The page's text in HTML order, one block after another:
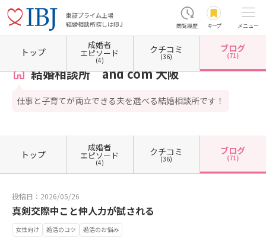
東証プライム上場
結婚相談所探しはIBJ
閲覧履歴 キープ メニュー
ホーム 大阪府の結婚相談所 大阪府大阪市 大阪府大阪市中央区 結婚相談所 and com
結婚相談所 and com 大阪
仕事と子育てが両立できる夫を選べる結婚相談所です！
トップ
成婚者
エピソード
(4)
クチコミ
(36)
ブログ
(71)
トップ
成婚者
エピソード
(4)
クチコミ
(36)
ブログ
(71)
投稿日：2026/05/26
真剣交際中こと仲人力が試される
女性向け 婚活のコツ 婚活のお悩み